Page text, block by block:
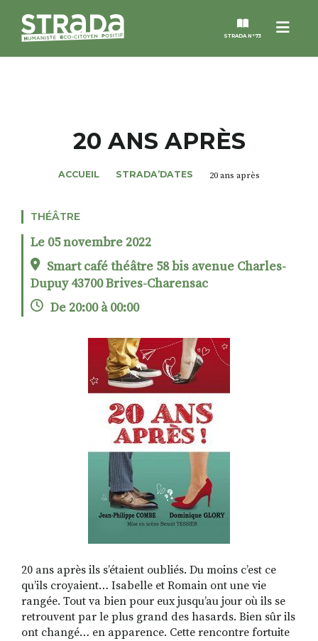
Menu
STRADA N°73
MAGAZINES
NOS THÈMES
STRADA’DATES
ROSÉE DE MAI
RECHERCHER
S'ABONNER
S'INSCRIRE À LA NEWSLETTER
FACEBOOKINSTAGRAM
LINKEDINYOUTUBE
20 ANS APRÈS
ACCUEIL STRADA’DATES 20 ans après
THÉÂTRE
Le 05 novembre 2022
Smart café théâtre 58 bis avenue Charles-
Dupuy 43700 Brives-Charensac
De 20:00 à 00:00
20 ans après ils s’étaient oubliés. Du moins c’est ce
qu’ils croyaient… Isabelle et Romain ont une vie
rangée. Tout va bien pour eux jusqu’au jour où ils se
retrouvent par le plus grand des hasards. Bien sûr ils
ont changé… en apparence. Cette rencontre fortuite